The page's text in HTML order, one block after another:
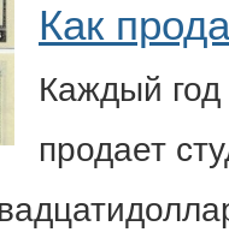
Как
Каждый
продает